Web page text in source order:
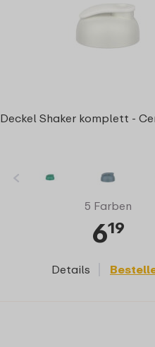
Deckel Shaker komplett -
5 Farben
619
Details